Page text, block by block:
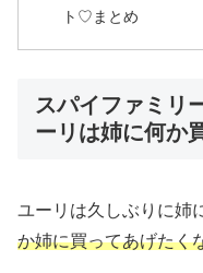
ト♡まとめ
スパイファミリ
ーリは姉に何か
ユーリは久しぶりに姉
か姉に買ってあげたく